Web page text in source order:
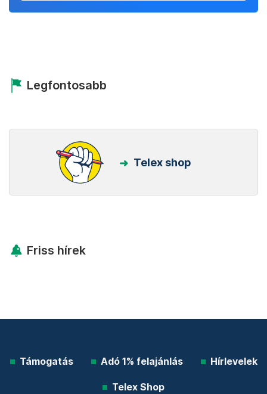
Legfontosabb
Telex shop
Friss hírek
Támogatás Adó 1% felajánlás Hírlevelek
Telex Shop